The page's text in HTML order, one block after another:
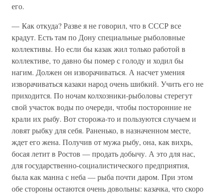
его.
— Как откуда? Разве я не говорил, что в СССР все
крадут. Есть там по Дону специальные рыболовные
коллективы. Но если бы казак жил только работой в
коллективе, то давно бы помер с голоду и ходил бы
нагим. Должен он изворачиваться. А насчет умения
изворачиваться казаки народ очень шибкий. Учить его не
приходится. По ночам колхозники-рыболовы стерегут
свой участок воды по очереди, чтобы посторонние не
крали их рыбу. Вот сторожа-то и пользуются случаем и
ловят рыбку для себя. Раненько, в назначенном месте,
ждет его жена. Получив от мужа рыбу, она, как вихрь,
босая летит в Ростов — продать добычу. А это для нас,
для государственно-социалистического предприятия,
была как манна с неба — рыба почти даром. При этом
обе стороны остаются очень довольны: казачка, что скоро